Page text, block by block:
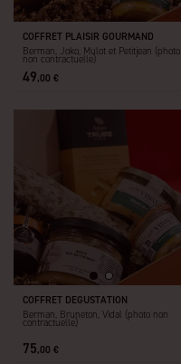
Le plus cher en premier
COFFRET PLAISIR GOURMAND
Berman, Joko, Mulot et Petitjean (photo
non contractuelle)
49,00 €
COFFRET DEGUSTATION
Berman, Bruneton, Vidal (photo non
contractuelle)
75,00 €